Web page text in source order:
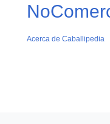
Acerca de Caballipedia